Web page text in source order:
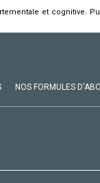
et cognitive.
NOS FORMULES